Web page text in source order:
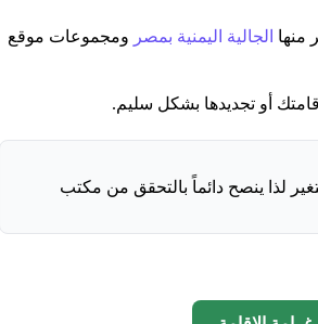
منها الجالية اليمنية بمصر ومجموعات موقع
أو تجديدها بشكل سليم.
في أغسطس 2026 الإجراءات قد تتغير لذا ينصح دائماً بالتحقق من مكتب